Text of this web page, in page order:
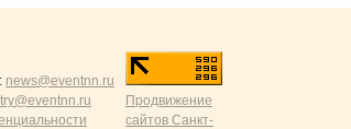
news@eventnn.ru
Продвижение
сайтов Санкт-